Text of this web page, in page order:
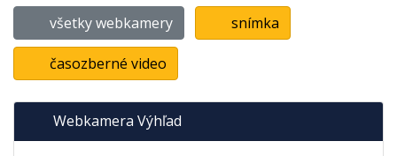
všetky webkamery snímka
časozberné video
Webkamera Výhľad